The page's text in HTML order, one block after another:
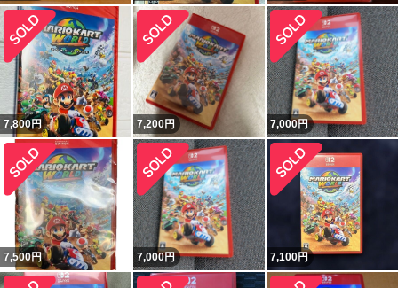
7,800円 7,200円 7,000円
7,500円 7,000円 7,100円